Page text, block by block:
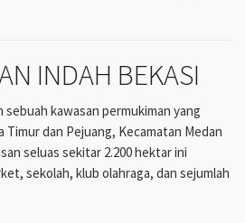
INDAH BEKASI
sebuah kawasan permukiman yang
dan Pejuang, Kecamatan Medan
seluas sekitar 2.200 hektar ini
sekolah, klub olahraga, dan sejumlah